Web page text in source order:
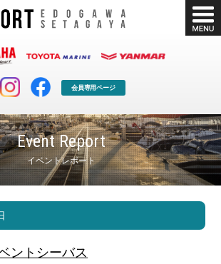
会員専用ページ
Event Report
イベントレポート
い！
ボート販売
！ ントシーバス